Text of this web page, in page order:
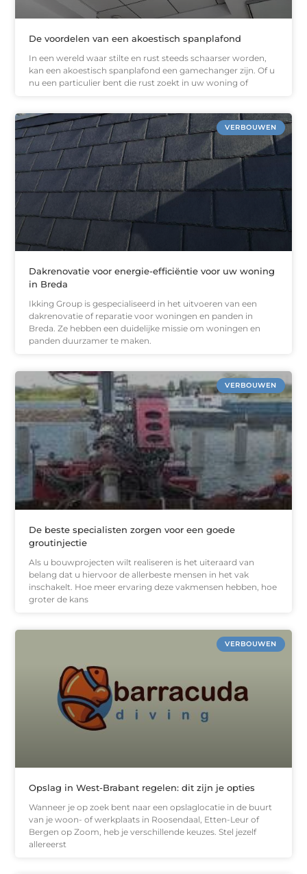
De voordelen van een akoestisch spanplafond
In een wereld waar stilte en rust steeds schaarser worden,
kan een akoestisch spanplafond een gamechanger zijn. Of u
nu een particulier bent die rust zoekt in uw woning of
VERBOUWEN
Dakrenovatie voor energie-efficiëntie voor uw woning
in Breda
Ikking Group is gespecialiseerd in het uitvoeren van een
dakrenovatie of reparatie voor woningen en panden in
Breda. Ze hebben een duidelijke missie om woningen en
panden duurzamer te maken.
VERBOUWEN
De beste specialisten zorgen voor een goede
groutinjectie
Als u bouwprojecten wilt realiseren is het uiteraard van
belang dat u hiervoor de allerbeste mensen in het vak
inschakelt. Hoe meer ervaring deze vakmensen hebben, hoe
groter de kans
VERBOUWEN
Opslag in West-Brabant regelen: dit zijn je opties
Wanneer je op zoek bent naar een opslaglocatie in de buurt
van je woon- of werkplaats in Roosendaal, Etten-Leur of
Bergen op Zoom, heb je verschillende keuzes. Stel jezelf
allereerst